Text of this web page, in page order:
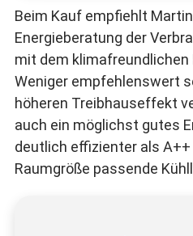
Beim Kauf empfiehlt
Energieberatung der
mit dem klimafreundlichen
Weniger empfehlenswert
höheren Treibhauseffekt
auch ein möglichst gutes
deutlich effizienter als
Raumgröße passende